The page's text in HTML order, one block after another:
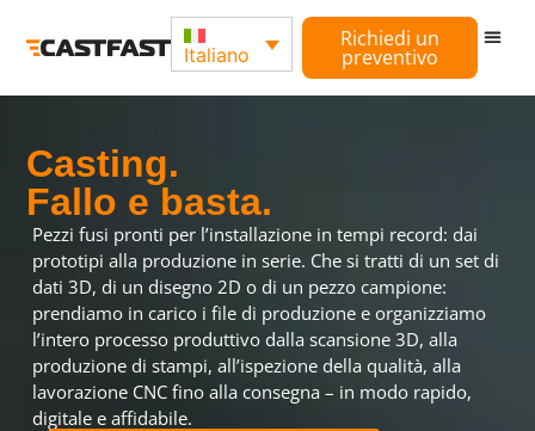
Richiedi un
preventivo
Italiano
Casting.
Fallo e basta.
Pezzi fusi pronti per l’installazione in tempi record: dai
prototipi alla produzione in serie. Che si tratti di un set di
dati 3D, di un disegno 2D o di un pezzo campione:
prendiamo in carico i file di produzione e organizziamo
l’intero processo produttivo dalla scansione 3D, alla
produzione di stampi, all’ispezione della qualità, alla
lavorazione CNC fino alla consegna – in modo rapido,
digitale e affidabile.